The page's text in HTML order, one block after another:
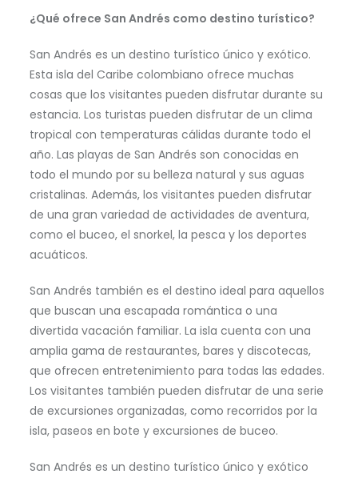
¿Qué ofrece San Andrés como destino turístico?
San Andrés es un destino turístico único y exótico.
Esta isla del Caribe colombiano ofrece muchas
cosas que los visitantes pueden disfrutar durante su
estancia. Los turistas pueden disfrutar de un clima
tropical con temperaturas cálidas durante todo el
año. Las playas de San Andrés son conocidas en
todo el mundo por su belleza natural y sus aguas
cristalinas. Además, los visitantes pueden disfrutar
de una gran variedad de actividades de aventura,
como el buceo, el snorkel, la pesca y los deportes
acuáticos.
San Andrés también es el destino ideal para aquellos
que buscan una escapada romántica o una
divertida vacación familiar. La isla cuenta con una
amplia gama de restaurantes, bares y discotecas,
que ofrecen entretenimiento para todas las edades.
Los visitantes también pueden disfrutar de una serie
de excursiones organizadas, como recorridos por la
isla, paseos en bote y excursiones de buceo.
San Andrés es un destino turístico único y exótico